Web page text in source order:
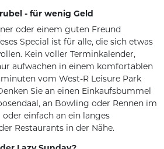
- für wenig Geld
oder einem guten Freund
Special ist für alle, die sich etwas
Kein voller Terminkalender,
aufwachen in einem komfortablen
vom West-R Leisure Park
Sie an einen Einkaufsbummel
an Bowling oder Rennen im
einfach an ein langes
Restaurants in der Nähe.